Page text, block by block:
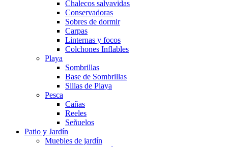
Chalecos salvavidas
Conservadoras
Sobres de dormir
Carpas
Linternas y focos
Colchones Inflables
Playa
Sombrillas
Base de Sombrillas
Sillas de Playa
Pesca
Cañas
Reeles
Señuelos
Patio y Jardín
Muebles de jardín